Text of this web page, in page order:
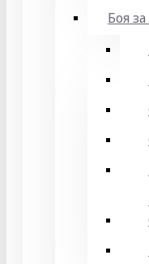
Боя за